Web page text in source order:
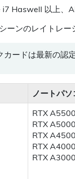
i7 Haswell 以上、
ーンのレイトレー
カードは最新の認
ノートパソ
RTX
RTX
RTX
RTX
RTX